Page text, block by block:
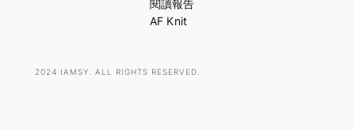
閱讀報告
AF Knit
2024 IAMSY. ALL RIGHTS RESERVED.